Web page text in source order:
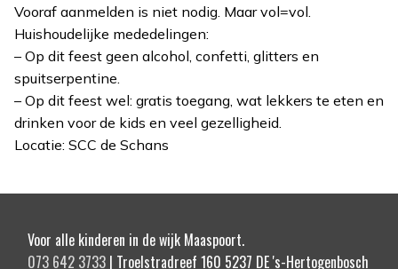
Vooraf aanmelden is niet nodig. Maar vol=vol.
Huishoudelijke mededelingen:
– Op dit feest geen alcohol, confetti, glitters en
spuitserpentine.
– Op dit feest wel: gratis toegang, wat lekkers te eten en
drinken voor de kids en veel gezelligheid.
Locatie: SCC de Schans
Voor alle kinderen in de wijk Maaspoort.
073 642 3733 | Troelstradreef 160 5237 DE 's-Hertogenbosch